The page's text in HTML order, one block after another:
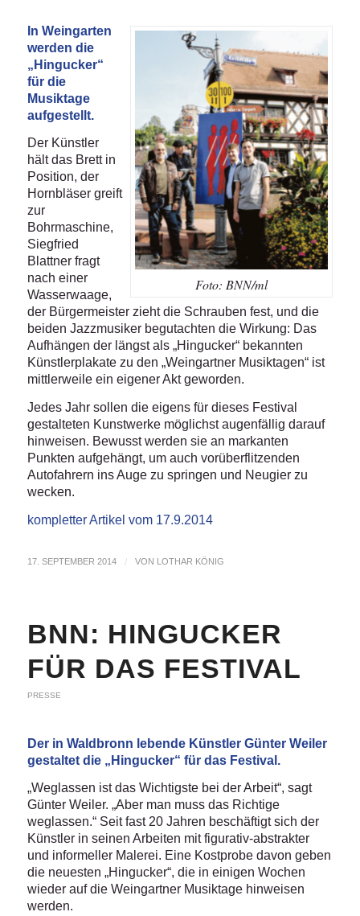
Foto: BNN/ml
In Weingarten
werden die
„Hingucker“
für die
Musiktage
aufgestellt.
Der Künstler
hält das Brett in
Position, der
Hornbläser greift
zur
Bohrmaschine,
Siegfried
Blattner fragt
nach einer
Wasserwaage,
der Bürgermeister zieht die Schrauben fest, und die
beiden Jazzmusiker begutachten die Wirkung: Das
Aufhängen der längst als „Hingucker“ bekannten
Künstlerplakate zu den „Weingartner Musiktagen“ ist
mittlerweile ein eigener Akt geworden.
Jedes Jahr sollen die eigens für dieses Festival
gestalteten Kunstwerke möglichst augenfällig darauf
hinweisen. Bewusst werden sie an markanten
Punkten aufgehängt, um auch vorüberflitzenden
Autofahrern ins Auge zu springen und Neugier zu
wecken.
kompletter Artikel vom 17.9.2014
17. SEPTEMBER 2014 / VON LOTHAR KÖNIG
BNN: HINGUCKER
FÜR DAS FESTIVAL
PRESSE
Der in Waldbronn lebende Künstler Günter Weiler
gestaltet die „Hingucker“ für das Festival.
„Weglassen ist das Wichtigste bei der Arbeit“, sagt
Günter Weiler. „Aber man muss das Richtige
weglassen.“ Seit fast 20 Jahren beschäftigt sich der
Künstler in seinen Arbeiten mit figurativ-abstrakter
und informeller Malerei. Eine Kostprobe davon geben
die neuesten „Hingucker“, die in einigen Wochen
wieder auf die Weingartner Musiktage hinweisen
werden.